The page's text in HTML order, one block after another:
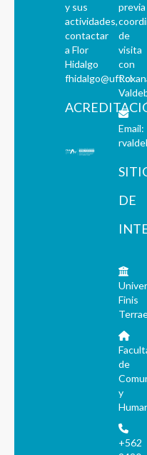
y sus
actividades,
contactar
a Flor
Hidalgo
fhidalgo@uft.cl
previa
de
visita
con
Email:
DE
Finis
de
y
+562